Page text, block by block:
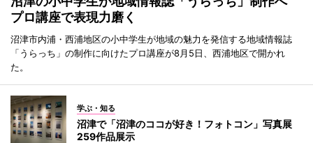
プロ講座で表現力磨く
沼津市内浦・西浦地区の小中学生が地域の魅力を発信する地域情報誌
「うらっち」の制作に向けたプロ講座が8月5日、西浦地区で開かれ
た。
学ぶ・知る
沼津で「沼津のココが好き！フォトコン」写真展
259作品展示